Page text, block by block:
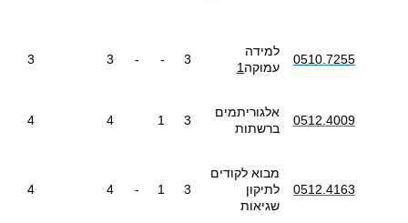
0510.7255
למידה
עמוקה 1
3
-
-
3
3
0512.4009
אלגוריתמים
ברשתות
3
1
4
4
0512.4163
מבוא לקודים
לתיקון
שגיאות
3
1
-
4
4